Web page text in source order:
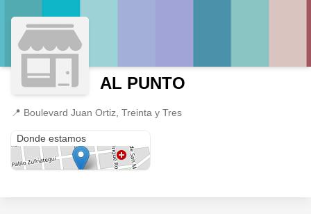
AL PUNTO
📍 Boulevard Juan Ortiz, Treinta y Tres
Donde estamos